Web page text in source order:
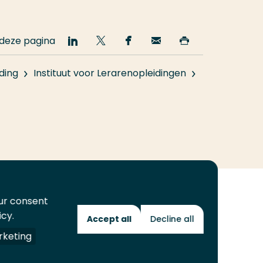
Instituut voor Lerarenopleidingen
pagina
Deel
op
LinkedIn
Deel
op
Twitter
Deel
op
Facebook
Email
deze
pagina
deze
Toekomstmakers
consent
Accept all Decline all